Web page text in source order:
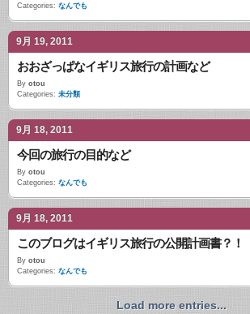
Categories: なんでも
9月 19, 2011
おおざっぱなイギリス旅行の計画など
By otou
Categories: 未分類
9月 18, 2011
今回の旅行の目的など
By otou
Categories: なんでも
9月 18, 2011
このブログはイギリス旅行の公開計画書？！
By otou
Categories: なんでも
Load more entries...